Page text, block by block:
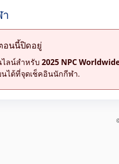
อนนี้ปิดอยู่
ลน์สำหรับ 2025 NPC
ได้ที่จุดเช็คอินนักกีฬา.